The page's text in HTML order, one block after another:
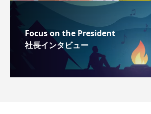
Focus on the President
社長インタビュー